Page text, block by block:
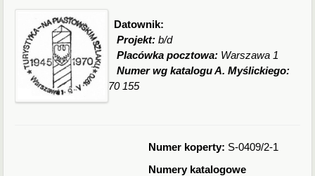
Datownik:
Projekt:b/d
Placówka pocztowa: Warszawa 1
Numer wg katalogu A. Myślickiego:
70 155
Numer koperty: S-0409/2-1
Numery katalogowe